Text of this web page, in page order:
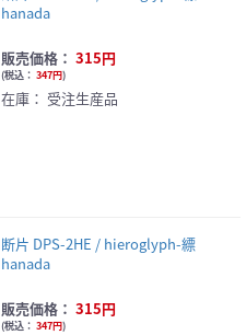
hanada
販売価格： 315円
(税込： 347円)
在庫： 受注生産品
断片 DPS-2HE / hieroglyph-縹
hanada
販売価格： 315円
(税込： 347円)